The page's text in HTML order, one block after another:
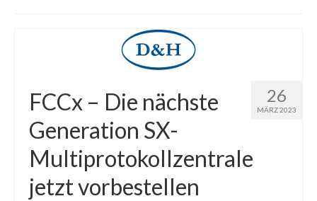
Selectrix und RJ45-Netzwerkkabel
ST-Train Handbuch zum Download
Nachruf Klaus Richter „Der Modellbahn-
Berater“
Selectrix-Elektronik
26
MÄRZ 2023
FCCx – Die nächste
Generation SX-
Multiprotokollzentrale
jetzt vorbestellen